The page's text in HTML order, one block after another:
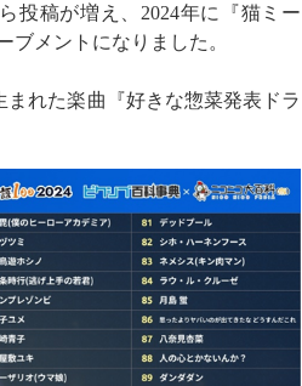
投稿が増え、2024年に『猫ミー
ブメントになりました。
れた楽曲『好きな惣菜発表ドラ